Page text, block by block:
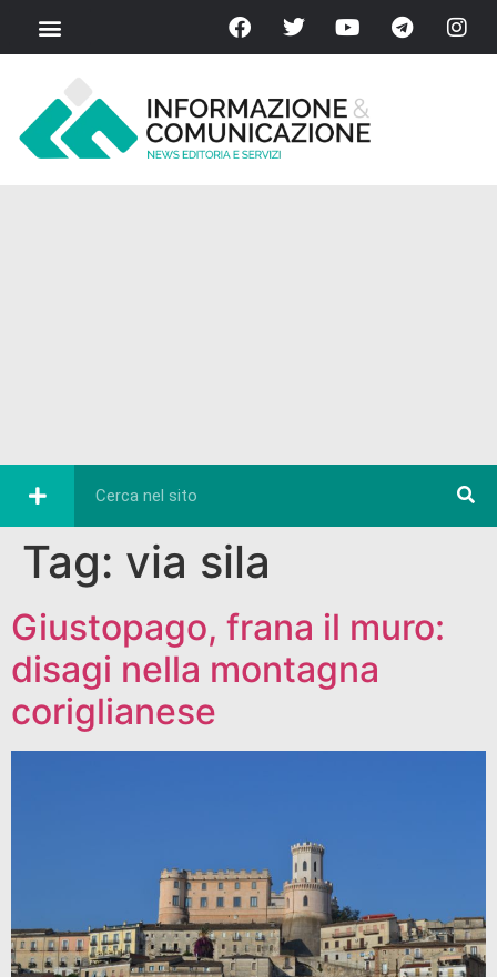
Tag: via sila
Giustopago, frana il muro:
disagi nella montagna
coriglianese